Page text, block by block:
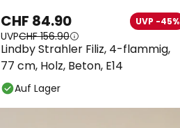
Lindby Strahler Filiz, 4-flammig,
77 cm, Holz, Beton, E14
CHF 84.90 UVP -45%
UVPCHF 156.90
Auf Lager